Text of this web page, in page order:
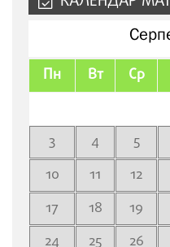
Пн Вт Ср
3
4 5
10
11 12
17
18 19
24
25 26